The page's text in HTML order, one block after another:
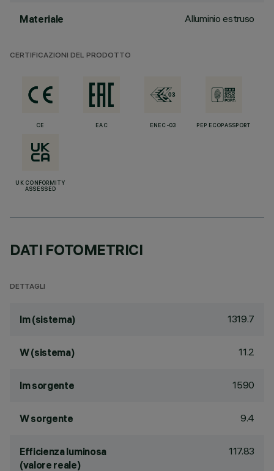
Materiale Alluminio estruso
CERTIFICAZIONI DEL PRODOTTO
CE EAC ENEC-03 PEP ECOPASSPORT
UK CONFORMITY
ASSESSED
DATI FOTOMETRICI
DETTAGLI
lm (sistema) 1319.7
W (sistema) 11.2
lm sorgente 1590
W sorgente 9.4
Efficienza luminosa
(valore reale)
117.83